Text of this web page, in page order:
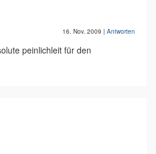
16. Nov. 2009 | Antworten
peinlichleit für den